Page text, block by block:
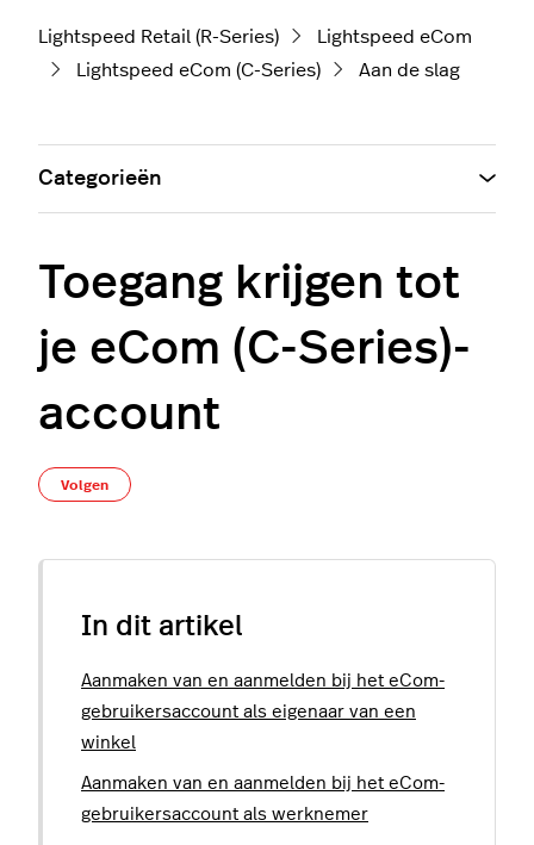
Lightspeed Retail (R-Series)
Lightspeed eCom
Lightspeed eCom (C-Series)
Aan de slag
Toegang krijgen tot
je eCom (C-Series)-
account
Volgen
In dit artikel
Aanmaken van en aanmelden bij het eCom-
gebruikersaccount als eigenaar van een
winkel
Aanmaken van en aanmelden bij het eCom-
gebruikersaccount als werknemer
Categorieën